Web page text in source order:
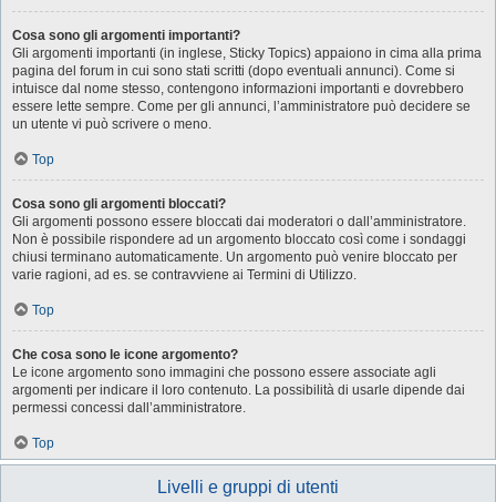
Cosa sono gli argomenti importanti?
Gli argomenti importanti (in inglese, Sticky Topics) appaiono in cima alla prima
pagina del forum in cui sono stati scritti (dopo eventuali annunci). Come si
intuisce dal nome stesso, contengono informazioni importanti e dovrebbero
essere lette sempre. Come per gli annunci, l’amministratore può decidere se
un utente vi può scrivere o meno.
Top
Cosa sono gli argomenti bloccati?
Gli argomenti possono essere bloccati dai moderatori o dall’amministratore.
Non è possibile rispondere ad un argomento bloccato così come i sondaggi
chiusi terminano automaticamente. Un argomento può venire bloccato per
varie ragioni, ad es. se contravviene ai Termini di Utilizzo.
Top
Che cosa sono le icone argomento?
Le icone argomento sono immagini che possono essere associate agli
argomenti per indicare il loro contenuto. La possibilità di usarle dipende dai
permessi concessi dall’amministratore.
Top
Livelli e gruppi di utenti